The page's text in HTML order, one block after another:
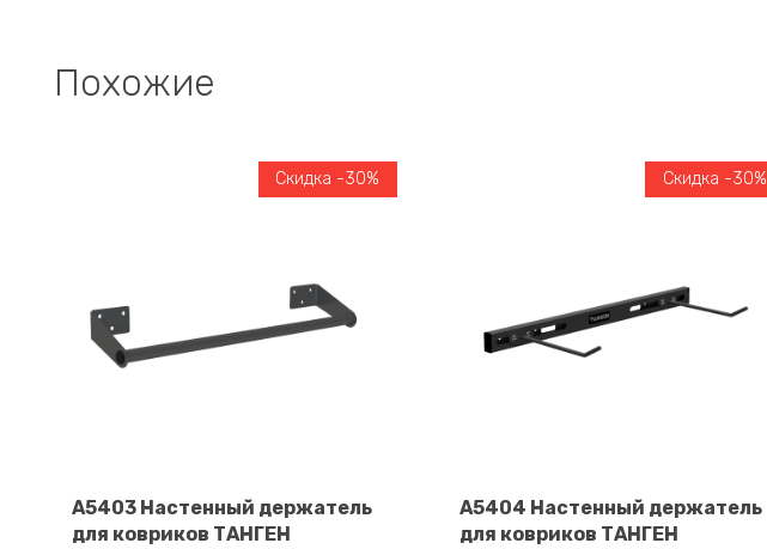
Похожие
В корзину
Скидка -30%
A5403 Настенный держатель
для ковриков ТАНГЕН
В корзину
Скидка -30%
A5404 Настенный держатель
для ковриков ТАНГЕН